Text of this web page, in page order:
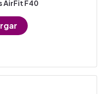
AirFit F40